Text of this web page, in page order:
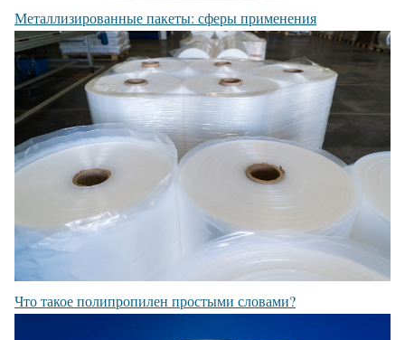
Металлизированные пакеты: сферы применения
Что такое полипропилен простыми словами?